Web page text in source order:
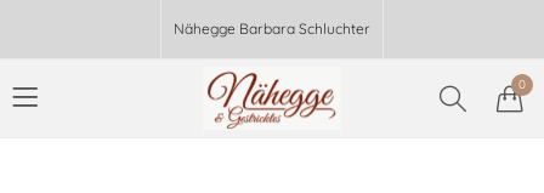
Nähegge Barbara Schluchter
0